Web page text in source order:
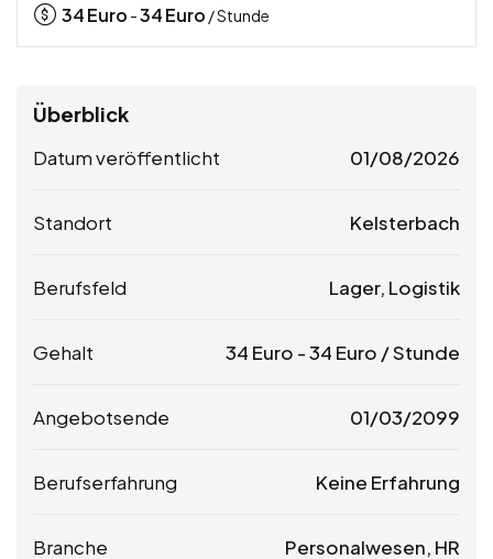
34Euro -34Euro / Stunde
Überblick
Datum veröffentlicht 01/08/2026
Standort Kelsterbach
Berufsfeld Lager, Logistik
Gehalt 34 Euro -34 Euro / Stunde
Angebotsende 01/03/2099
Berufserfahrung Keine Erfahrung
Branche Personalwesen, HR